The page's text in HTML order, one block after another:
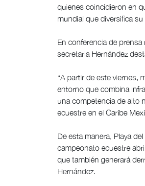
quienes coincidieron en
mundial que diversifica
En conferencia de
secretaria Hernández
“A partir de este viernes,
entorno que combina
una competencia de alto
ecuestre en el Caribe
De esta manera, Playa
campeonato ecuestre
que también generará
Hernández.